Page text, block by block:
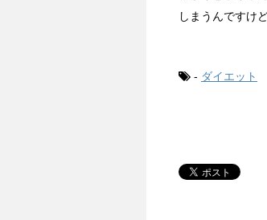
しまうんですけ
- ダイエット